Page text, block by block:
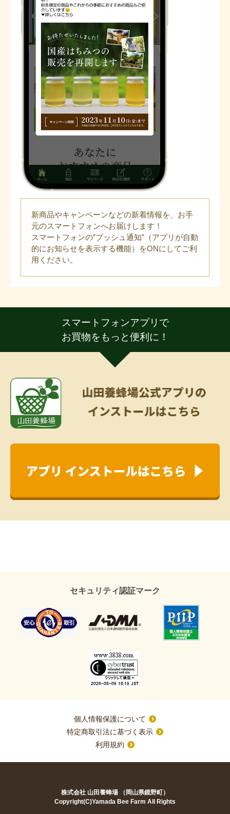
新商品やキャンペーンなどの新着情報を、お手
元のスマートフォンへお届けします！
スマートフォンの”プッシュ通知”（アプリが自動
的にお知らせを表示する機能）をONにしてご利
用ください。
スマートフォンアプリで
お買物をもっと便利に！
セキュリティ認証マーク
個人情報保護について
特定商取引法に基づく表示
利用規約
株式会社 山田養蜂場 （岡山県鏡野町）
Copyright(C)Yamada Bee Farm All Rights